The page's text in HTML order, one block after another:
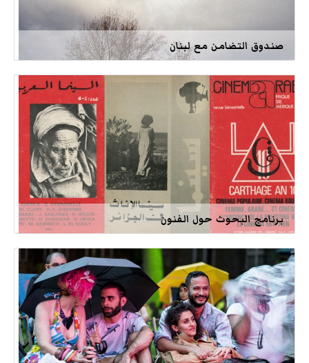
صندوق التضامن مع لبنان
برنامج البحوث حول الفنون